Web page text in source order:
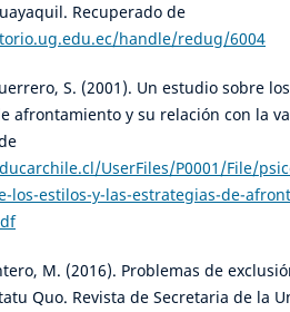
Recuperado de
handle/redug/6004
S. (2001). Un estudio sobre
afrontamiento y su relación con la
UserFiles/P0001/File/
los-estilos-y-las-estrategias-de-
M. (2016). Problemas de
Quo. Revista de Secretaria de la